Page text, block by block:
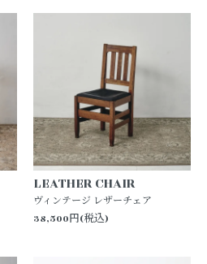
LEATHER CHAIR
ヴィンテージ レザーチェア
38,500円(税込)